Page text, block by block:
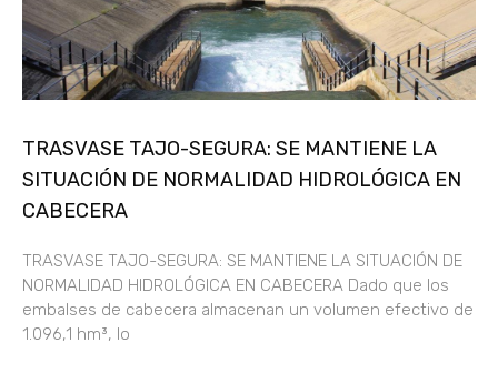
TRASVASE TAJO-SEGURA: SE MANTIENE LA
SITUACIÓN DE NORMALIDAD HIDROLÓGICA EN
CABECERA
TRASVASE TAJO-SEGURA: SE MANTIENE LA SITUACIÓN DE
NORMALIDAD HIDROLÓGICA EN CABECERA Dado que los
embalses de cabecera almacenan un volumen efectivo de
1.096,1 hm³, lo